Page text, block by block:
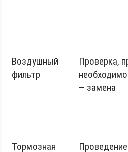
Воздушный
фильтр
Проверка,
— замена
Тормозная
Проведение